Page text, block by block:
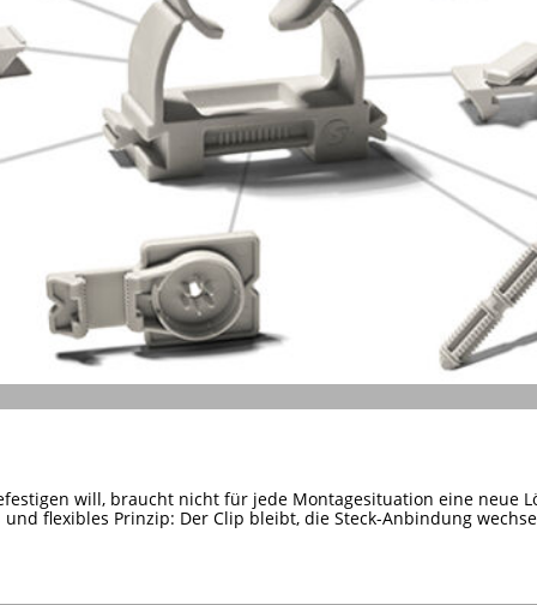
will, braucht nicht für jede Montagesituation eine neue
flexibles Prinzip: Der Clip bleibt, die Steck-Anbindung